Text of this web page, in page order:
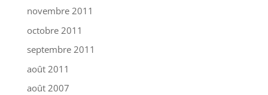
novembre 2011
octobre 2011
septembre 2011
août 2011
août 2007